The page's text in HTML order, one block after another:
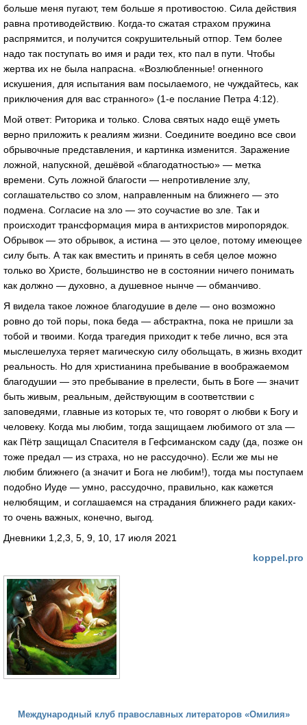
больше меня пугают, тем больше я противостою. Сила действия
равна противодействию. Когда-то сжатая страхом пружина
распрямится, и получится сокрушительный отпор. Тем более
надо так поступать во имя и ради тех, кто пал в пути. Чтобы
жертва их не была напрасна. «Возлюбленные! огненного
искушения, для испытания вам посылаемого, не чуждайтесь, как
приключения для вас странного» (1-е послание Петра 4:12).
Мой ответ: Риторика и только. Слова святых надо ещё уметь
верно приложить к реалиям жизни. Соедините воедино все свои
обрывочные представления, и картинка изменится. Заражение
ложной, напускной, дешёвой «благодатностью» — метка
времени. Суть ложной благости — непротивление злу,
соглашательство со злом, направленным на ближнего — это
подмена. Согласие на зло — это соучастие во зле. Так и
происходит трансформация мира в антихристов миропорядок.
Обрывок — это обрывок, а истина — это целое, потому имеющее
силу быть. А так как вместить и принять в себя целое можно
только во Христе, большинство не в состоянии ничего понимать
как должно — духовно, а душевное нынче — обманчиво.
Я видела такое ложное благодушие в деле — оно возможно
ровно до той поры, пока беда — абстрактна, пока не пришли за
тобой и твоими. Когда трагедия приходит к тебе лично, вся эта
мыслешелуха теряет магическую силу обольщать, в жизнь входит
реальность. Но для христианина пребывание в воображаемом
благодушии — это пребывание в прелести, быть в Боге — значит
быть живым, реальным, действующим в соответствии с
заповедями, главные из которых те, что говорят о любви к Богу и
человеку. Когда мы любим, тогда защищаем любимого от зла —
как Пётр защищал Спасителя в Гефсиманском саду (да, позже он
тоже предал — из страха, но не рассудочно). Если же мы не
любим ближнего (а значит и Бога не любим!), тогда мы поступаем
подобно Иуде — умно, рассудочно, правильно, как кажется
нелюбящим, и соглашаемся на страдания ближнего ради каких-
то очень важных, конечно, выгод.
Дневники 1,2,3, 5, 9, 10, 17 июля 2021
koppel.pro
Международный клуб православных литераторов «Омилия»